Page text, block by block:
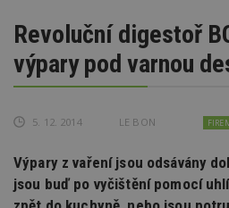
Revoluční digestoř
výpary pod varnou
5. 12. 2014 LE BON
Výpary z vaření jsou odsávány
jsou buď po vyčištění pomocí